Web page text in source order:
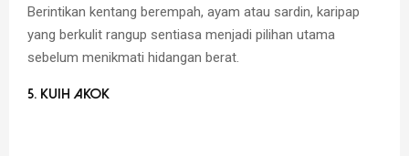
Berintikan kentang berempah, ayam atau sardin, karipap
yang berkulit rangup sentiasa menjadi pilihan utama
sebelum menikmati hidangan berat.
5. Kuih Akok